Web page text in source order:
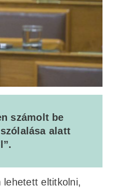
számolt be
alatt
eltitkolni,